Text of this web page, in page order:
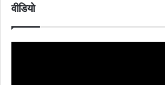
वीडियो